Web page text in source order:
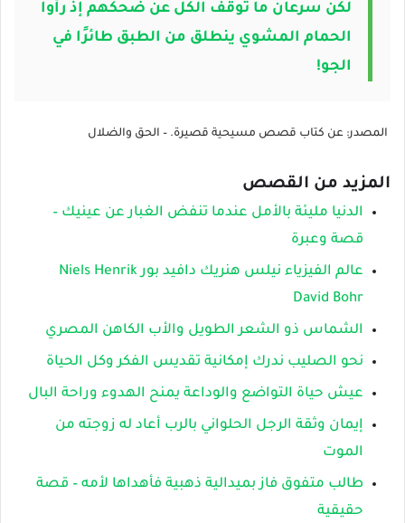
لكن سرعان ما توقف الكل عن ضحكهم إذ رأوا
الحمام المشوي ينطلق من الطبق طائرًا في
الجو!
المصدر: عن كتاب قصص مسيحية قصيرة. – الحق والضلال
المزيد من القصص
الدنيا مليئة بالأمل عندما تنفض الغبار عن عينيك –
قصة وعبرة
عالم الفيزياء نيلس هنريك دافيد بور Niels Henrik
David Bohr
الشماس ذو الشعر الطويل والأب الكاهن المصري
نحو الصليب ندرك إمكانية تقديس الفكر وكل الحياة
عيش حياة التواضع والوداعة يمنح الهدوء وراحة البال
إيمان وثقة الرجل الحلواني بالرب أعاد له زوجته من
الموت
طالب متفوق فاز بميدالية ذهبية فأهداها لأمه – قصة
حقيقية